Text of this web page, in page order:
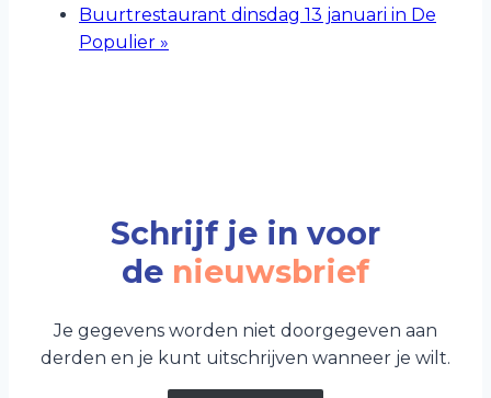
Buurtrestaurant dinsdag 13 januari in De
Populier »
Schrijf je in voor
de nieuwsbrief
Je gegevens worden niet doorgegeven aan
derden en je kunt uitschrijven wanneer je wilt.